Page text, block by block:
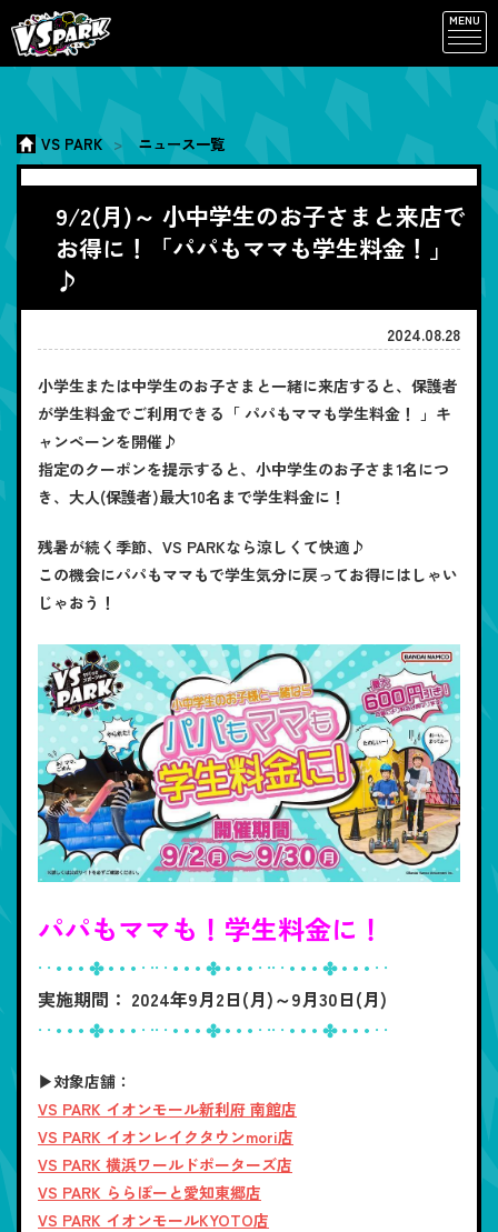
MENU
VS PARK ニュース一覧
9/2(月)～ 小中学生のお子さまと来店で
お得に！「パパもママも学生料金！」
♪
2024.08.28
小学生または中学生のお子さまと一緒に来店すると、保護者
が学生料金でご利用できる「 パパもママも学生料金！ 」キ
ャンペーンを開催♪
指定のクーポンを提示すると、小中学生のお子さま1名につ
き、大人(保護者)最大10名まで学生料金に！
残暑が続く季節、VS PARKなら涼しくて快適♪
この機会にパパもママもで学生気分に戻ってお得にはしゃい
じゃおう！
パパもママも！学生料金に！
· · • • • ✤ • • • · ·· · • • • ✤ • • • · ·· · • • • ✤ • • • · ·
実施期間： 2024年9月2日(月)～9月30日(月)
· · • • • ✤ • • • · ·· · • • • ✤ • • • · ·· · • • • ✤ • • • · ·
▶対象店舗：
VS PARK イオンモール新利府 南館店
VS PARK イオンレイクタウンmori店
VS PARK 横浜ワールドポーターズ店
VS PARK ららぽーと愛知東郷店
VS PARK イオンモールKYOTO店